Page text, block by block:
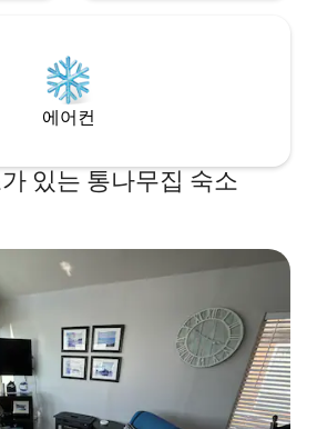
에어컨
있는 통나무집 숙소